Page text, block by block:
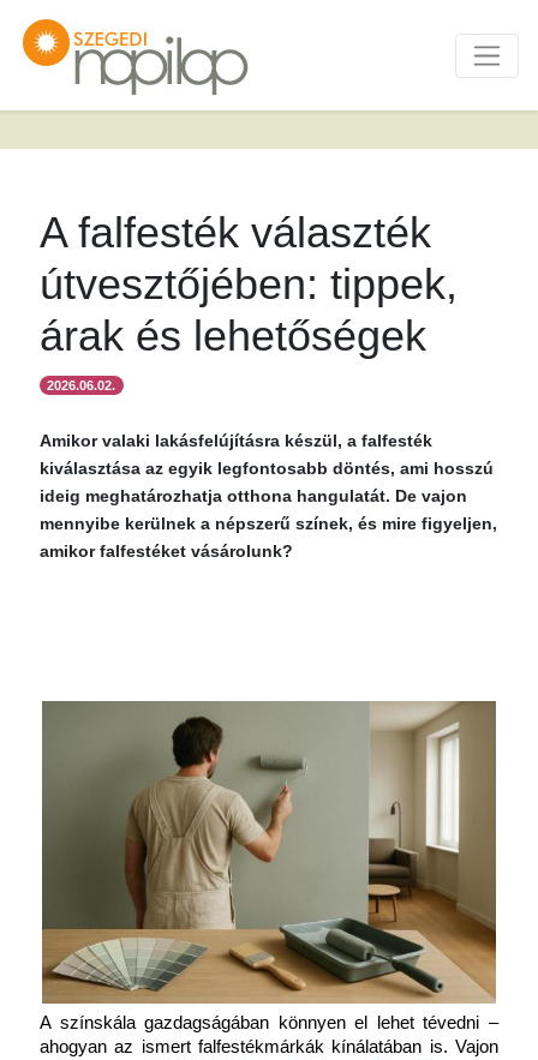
A falfesték választék
útvesztőjében: tippek,
árak és lehetőségek
2026.06.02.
Amikor valaki lakásfelújításra készül, a falfesték
kiválasztása az egyik legfontosabb döntés, ami hosszú
ideig meghatározhatja otthona hangulatát. De vajon
mennyibe kerülnek a népszerű színek, és mire figyeljen,
amikor falfestéket vásárolunk?
A színskála gazdagságában könnyen el lehet tévedni –
ahogyan az ismert falfestékmárkák kínálatában is. Vajon